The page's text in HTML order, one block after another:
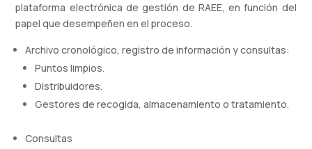
plataforma electrónica de gestión de RAEE, en función del
papel que desempeñen en el proceso.
Archivo cronológico, registro de información y consultas:
Puntos limpios.
Distribuidores.
Gestores de recogida, almacenamiento o tratamiento.
Consultas